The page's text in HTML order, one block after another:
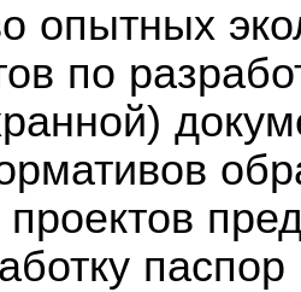
опытных
по
проектов
паспор